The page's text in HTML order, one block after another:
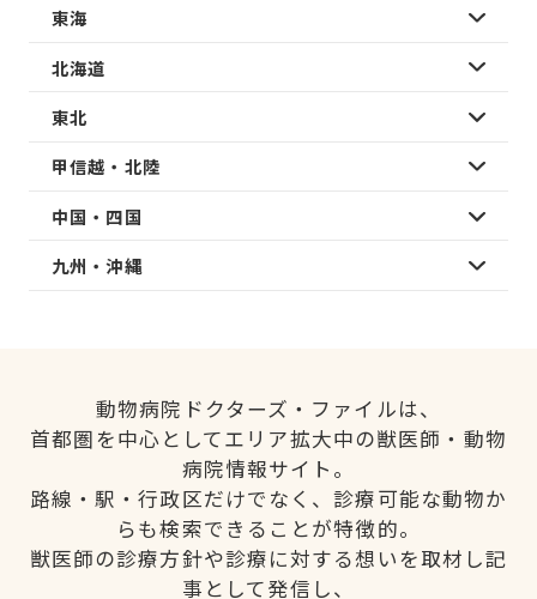
東海
北海道
東北
甲信越・北陸
中国・四国
九州・沖縄
動物病院ドクターズ・ファイルは、
首都圏を中心としてエリア拡大中の獣医師・動物
病院情報サイト。
路線・駅・行政区だけでなく、診療可能な動物か
らも検索できることが特徴的。
獣医師の診療方針や診療に対する想いを取材し記
事として発信し、